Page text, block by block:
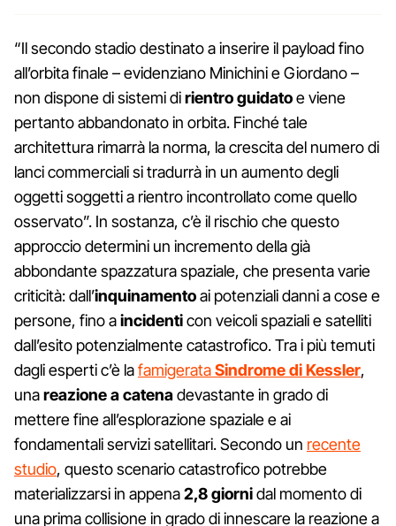
“Il secondo stadio destinato a inserire il payload fino
all’orbita finale – evidenziano Minichini e Giordano –
non dispone di sistemi dirientro guidatoe viene
pertanto abbandonato in orbita. Finché tale
architettura rimarrà la norma, la crescita del numero di
lanci commerciali si tradurrà in un aumento degli
oggetti soggetti a rientro incontrollato come quello
osservato”. In sostanza, c’è il rischio che questo
approccio determini un incremento della già
abbondante spazzatura spaziale, che presenta varie
criticità: dall’inquinamentoai potenziali danni a cose e
persone, fino aincidenticon veicoli spaziali e satelliti
dall’esito potenzialmente catastrofico. Tra i più temuti
dagli esperti c’è lafamigerataSindrome di Kessler,
unareazione a catenadevastante in grado di
mettere fine all’esplorazione spaziale e ai
fondamentali servizi satellitari. Secondo un recente
studio, questo scenario catastrofico potrebbe
materializzarsi in appena2,8 giornidal momento di
una prima collisione in grado di innescare la reazione a